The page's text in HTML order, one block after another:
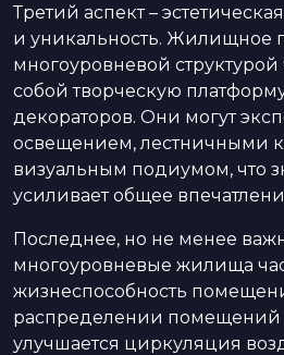
Третий аспект –
и уникальность. Жилищное
многоуровневой структурой
собой творческую
декораторов. Они могут
освещением, лестничными
визуальным подиумом, что
усиливает общее
Последнее, но не менее
многоуровневые жилища
жизнеспособность
распределении помещений
улучшается циркуляция